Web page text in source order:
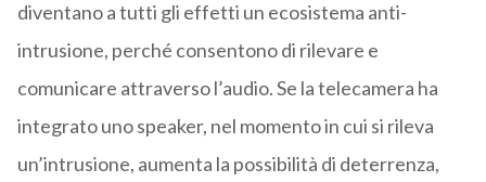
diventano a tutti gli effetti un ecosistema anti-
intrusione, perché consentono di rilevare e
comunicare attraverso l’audio. Se la telecamera ha
integrato uno speaker, nel momento in cui si rileva
un’intrusione, aumenta la possibilità di deterrenza,